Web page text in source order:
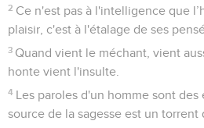
2 Ce n'est pas à l'intelligence que
plaisir, c'est à l'étalage de ses
3 Quand vient le méchant, vient
honte vient l'insulte.
4 Les paroles d'un homme sont des
source de la sagesse est un torrent